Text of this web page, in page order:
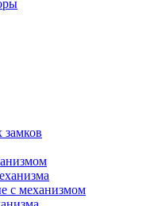
с механизмом